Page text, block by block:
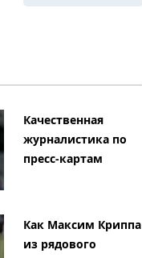
Качественная
журналистика по
пресс-картам
Как Максим Криппа
из рядового